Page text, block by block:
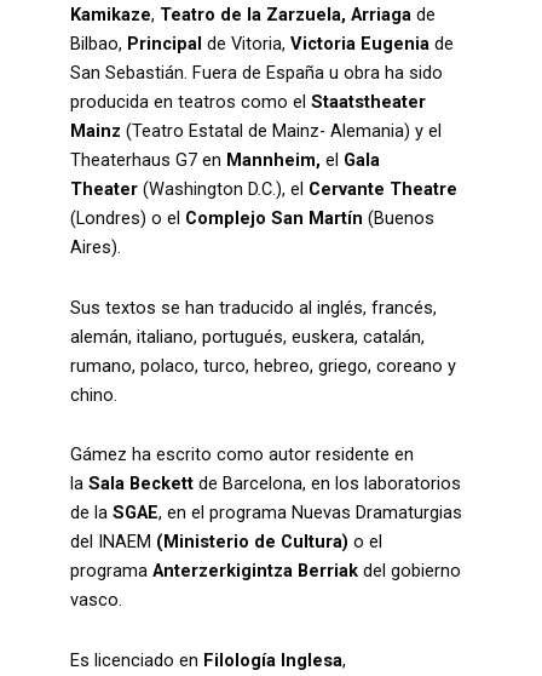
Kamikaze, Teatro de la Zarzuela, Arriaga de
Bilbao, Principal de Vitoria, Victoria Eugenia de
San Sebastián. Fuera de España u obra ha sido
producida en teatros como el Staatstheater
Mainz (Teatro Estatal de Mainz- Alemania) y el
Theaterhaus G7 en Mannheim, el Gala
Theater (Washington D.C.), el Cervante Theatre
(Londres) o el Complejo San Martín (Buenos
Aires).
Sus textos se han traducido al inglés, francés,
alemán, italiano, portugués, euskera, catalán,
rumano, polaco, turco, hebreo, griego, coreano y
chino.
Gámez ha escrito como autor residente en
la Sala Beckett de Barcelona, en los laboratorios
de la SGAE, en el programa Nuevas Dramaturgias
del INAEM (Ministerio de Cultura) o el
programa Anterzerkigintza Berriak del gobierno
vasco.
Es licenciado en Filología Inglesa,